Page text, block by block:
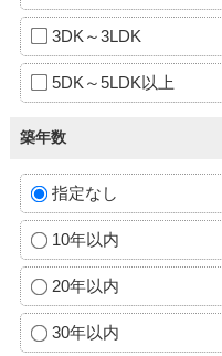
3DK～3LDK
5DK～5LDK以上
築年数
指定なし
10年以内
20年以内
30年以内